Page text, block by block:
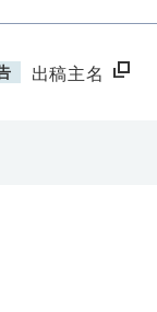
出稿主名